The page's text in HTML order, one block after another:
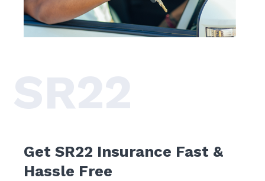
Get SR22 Insurance Fast &
Hassle Free